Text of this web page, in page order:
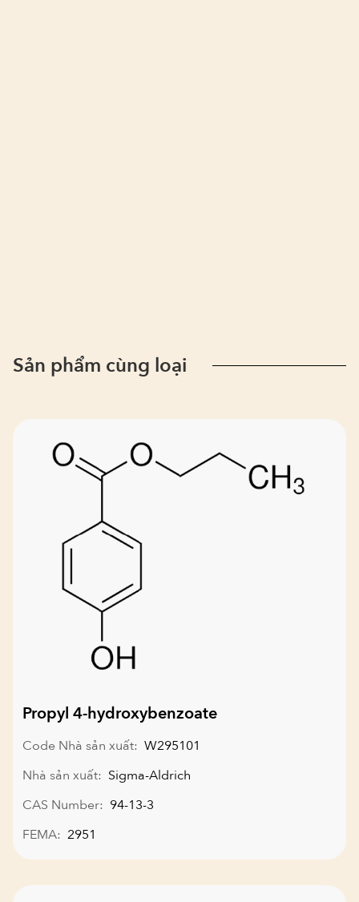
Sản phẩm cùng loại
Propyl 4-hydroxybenzoate
Code Nhà sản xuất: W295101
Nhà sản xuất: Sigma-Aldrich
CAS Number: 94-13-3
FEMA: 2951